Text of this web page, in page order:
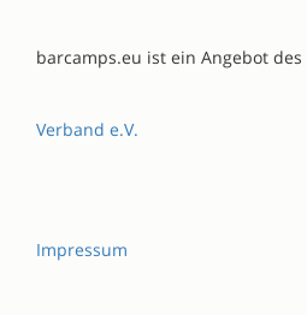
barcamps.eu ist ein Angebot des
Verband e.V.
Impressum